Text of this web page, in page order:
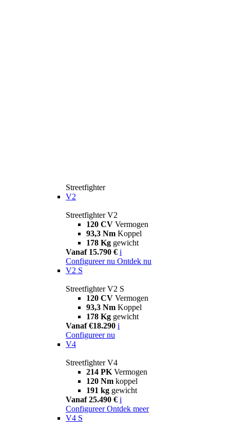
Streetfighter
V2
Streetfighter V2
120 CV Vermogen
93,3 Nm Koppel
178 Kg gewicht
Vanaf 15.790 € i
Configureer nu Ontdek nu
V2 S
Streetfighter V2 S
120 CV Vermogen
93,3 Nm Koppel
178 Kg gewicht
Vanaf €18.290 i
Configureer nu
V4
Streetfighter V4
214 PK Vermogen
120 Nm koppel
191 kg gewicht
Vanaf 25.490 € i
Configureer Ontdek meer
V4 S